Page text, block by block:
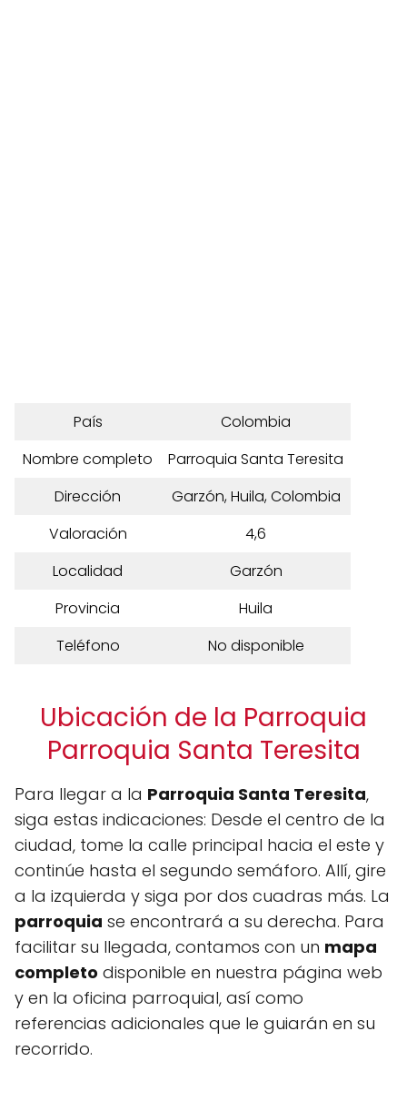
País
Colombia
Nombre completo
Parroquia Santa Teresita
Dirección
Garzón, Huila, Colombia
Valoración
4,6
Localidad
Garzón
Provincia
Huila
Teléfono
No disponible
Ubicación de la Parroquia
Parroquia Santa Teresita
Para llegar a la Parroquia Santa Teresita,
siga estas indicaciones: Desde el centro de la
ciudad, tome la calle principal hacia el este y
continúe hasta el segundo semáforo. Allí, gire
a la izquierda y siga por dos cuadras más. La
parroquia se encontrará a su derecha. Para
facilitar su llegada, contamos con un mapa
completo disponible en nuestra página web
y en la oficina parroquial, así como
referencias adicionales que le guiarán en su
recorrido.